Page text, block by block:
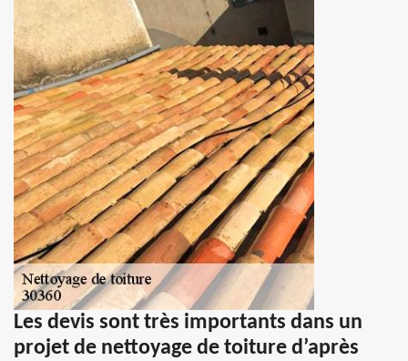
Les devis sont très importants dans un
projet de nettoyage de toiture d’après